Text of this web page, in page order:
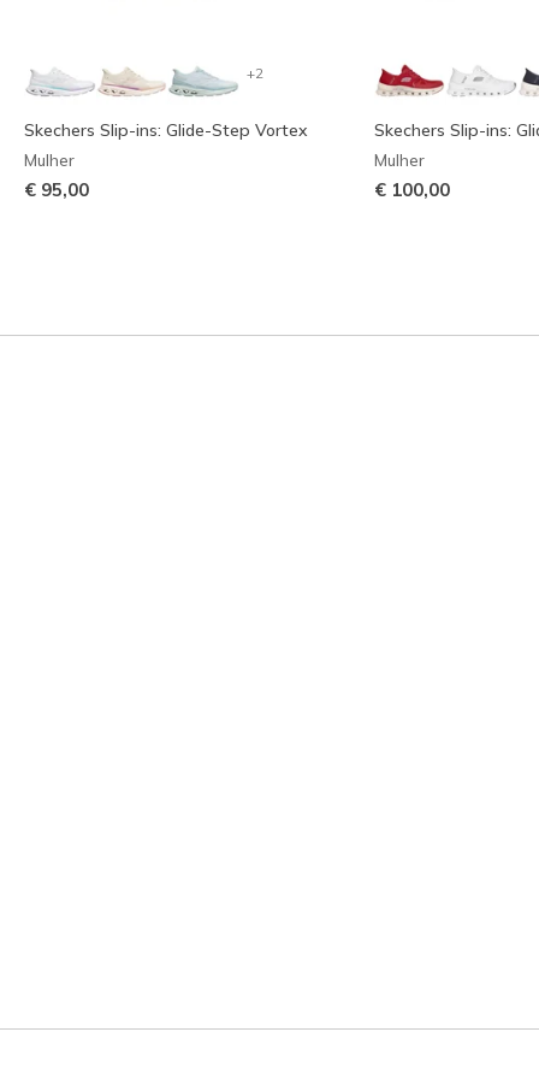
+2
Skechers Slip-ins: Glide-Step Vortex
Mulher
€ 95,00
Skechers Slip-ins:
Mulher
€ 100,00